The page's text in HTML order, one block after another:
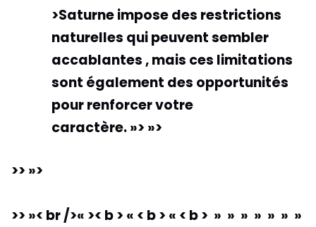
>Saturne impose des restrictions
naturelles qui peuvent sembler
accablantes , mais ces limitations
sont également des opportunités
pour renforcer votre
caractère. »> »>
>> »>
>> »< br />« >< b > « < b > « < b > » » » » » » »